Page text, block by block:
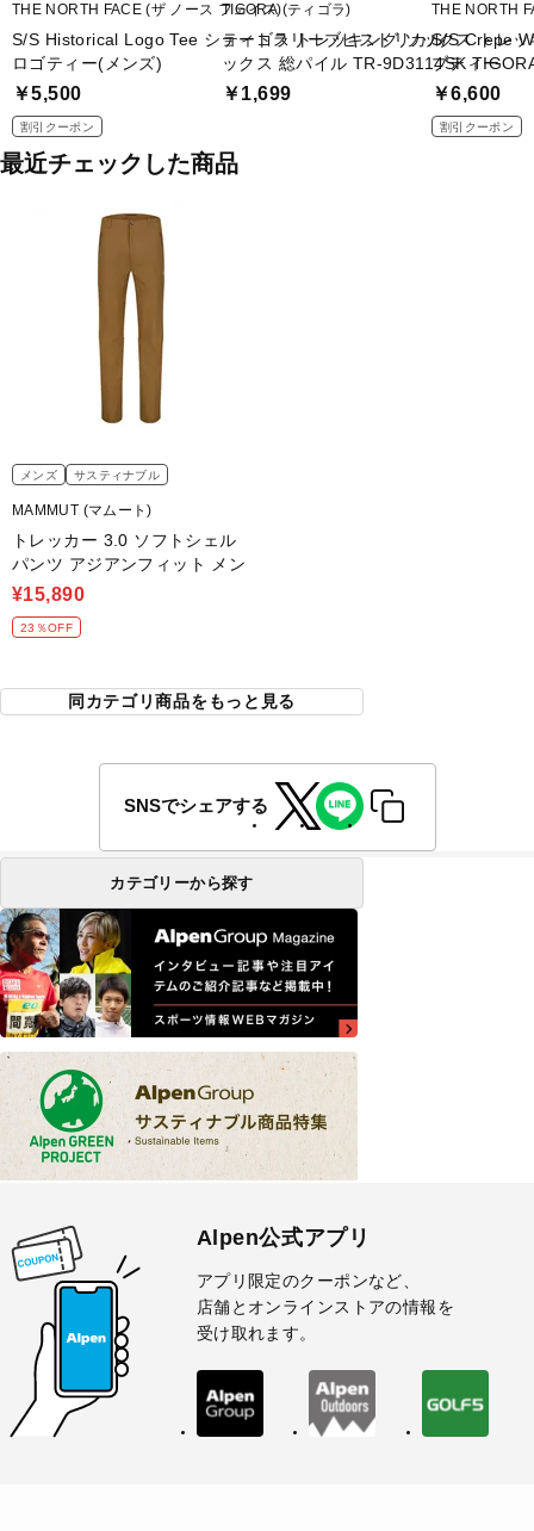
THE NORTH FACE (ザ ノース フェイス)
S/S Historical Logo Tee ショートスリーブヒストリカル
ロゴティー(メンズ)
￥5,500
割引クーポン
TIGORA (ティゴラ)
ティゴラ トレッキング ソックス トレ
ックス 総パイル TR-9D3114SK
￥1,699
THE NORTH
S/S Crepe
ブティー
￥6,600
割引クーポン
最近チェックした商品
メンズ サスティナブル
MAMMUT (マムート)
トレッカー 3.0 ソフトシェル
パンツ アジアンフィット メン
¥15,890
23％OFF
同カテゴリ商品をもっと見る
SNSでシェアする
カテゴリーから探す
Alpen公式アプリ
アプリ限定のクーポンなど、
店舗とオンラインストアの情報を
受け取れます。